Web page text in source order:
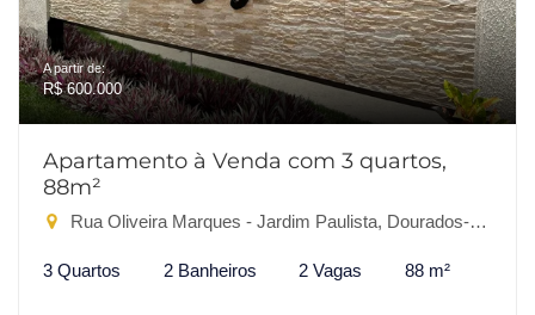
A partir de:
R$ 600.000
Apartamento à Venda com 3 quartos,
88m²
Rua Oliveira Marques - Jardim Paulista, Dourados-MS
3 Quartos 2 Banheiros 2 Vagas 88 m²